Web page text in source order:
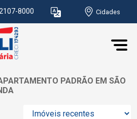
8000 Cidades
PADRÃO EM SÃO